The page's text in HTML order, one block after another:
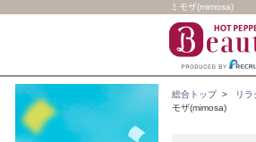
ミモザ(mimosa)
総合トップ> リ
モザ(mimosa)